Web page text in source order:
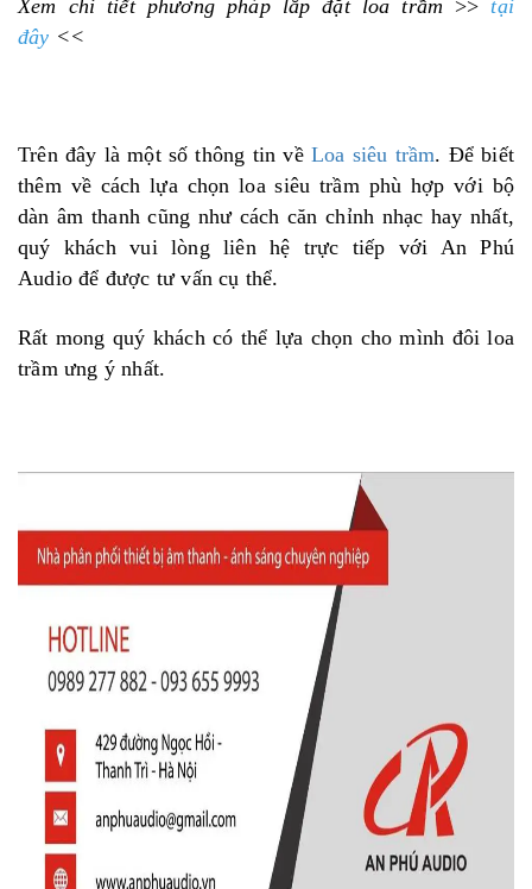
Xem chi tiết phương pháp lắp đặt loa trầm >> tại
đây <<
Trên đây là một số thông tin về Loa siêu trầm. Để biết
thêm về cách lựa chọn loa siêu trầm phù hợp với bộ
dàn âm thanh cũng như cách căn chỉnh nhạc hay nhất,
quý khách vui lòng liên hệ trực tiếp với An Phú
Audio để được tư vấn cụ thể.
Rất mong quý khách có thể lựa chọn cho mình đôi loa
trầm ưng ý nhất.